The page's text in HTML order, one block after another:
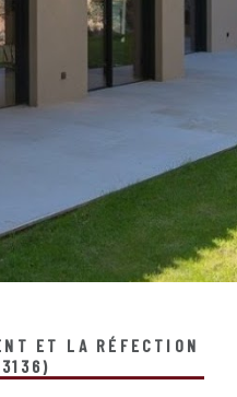
ET LA RÉFECTION